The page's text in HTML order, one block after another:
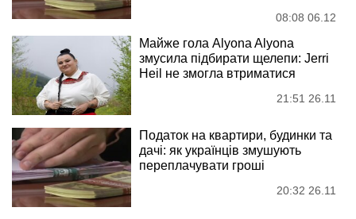
08:08 06.12
Майже гола Alyona Alyona
змусила підбирати щелепи: Jerri
Heil не змогла втриматися
21:51 26.11
Податок на квартири, будинки та
дачі: як українців змушують
переплачувати гроші
20:32 26.11